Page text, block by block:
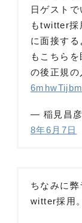
日ゲストで
もtwitter採
に面接す
もこちら
の後正規
— 稲見昌
8年6月7日
ちなみに
witter採用